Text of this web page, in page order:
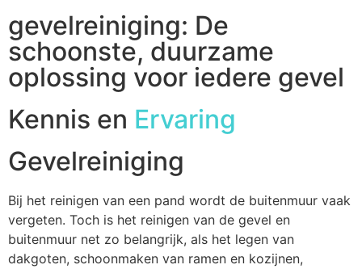
gevelreiniging: De
schoonste, duurzame
oplossing voor iedere gevel
Kennis en Ervaring
Gevelreiniging
Bij het reinigen van een pand wordt de buitenmuur vaak
vergeten. Toch is het reinigen van de gevel en
buitenmuur net zo belangrijk, als het legen van
dakgoten, schoonmaken van ramen en kozijnen,